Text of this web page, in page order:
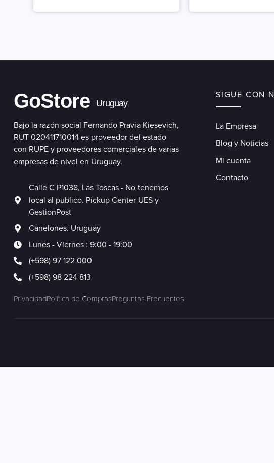
GoStore Uruguay
Bajo la razón social Fernando Pravia Kiesevich,
RUT 020411710014 es proveedor del estado
con RUPE y proveedores comerciales de varias
empresas de nivel en Uruguay.
Calle C P1038, Las Toscas - No tenemos
local al publico. Pickup Center UES y
GestionPost
Canelones. Uruguay
Lunes - Viernes : 9:00 - 19:00
(+598) 97 122 000
(+598) 98 224 813
SIGUE CON
La Empresa
Blog y Noticias
Mi cuenta
Contacto
PrivacidadPolítica de ComprasPreguntas Frecuentes